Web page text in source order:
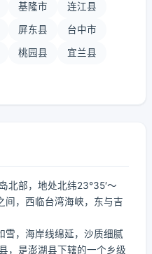
基隆市 连江县
屏东县 台中市
桃园县 宜兰县
北部，地处北纬23°35′～
间，西临台湾海峡，东与吉
雪，海岸线绵延，沙质细腻
，是澎湖县下辖的一个乡级